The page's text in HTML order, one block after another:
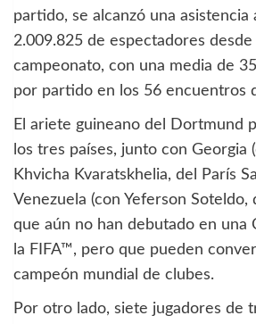
partido, se alcanzó una asistencia
2.009.825 de espectadores desde
campeonato, con una media de
por partido en los 56 encuentros
El ariete guineano del Dortmund
los tres países, junto con Georgia
Khvicha Kvaratskhelia, del París
Venezuela (con Yeferson Soteldo,
que aún no han debutado en una
la FIFA™, pero que pueden
campeón mundial de clubes.
Por otro lado, siete jugadores de